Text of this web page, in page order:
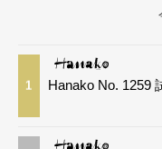
1 Hanako No. 1259